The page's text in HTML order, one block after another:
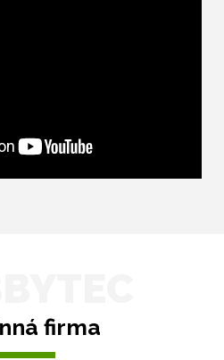
firma